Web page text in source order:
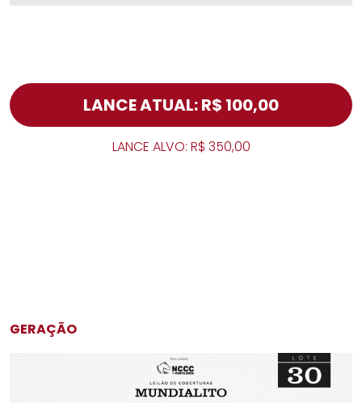
LANCE ATUAL: R$ 100,00
LANCE ALVO: R$ 350,00
GERAÇÃO